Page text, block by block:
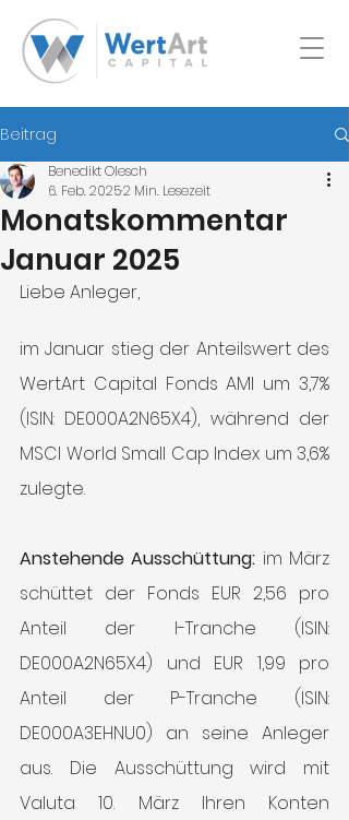
Beitrag
Monatskommentar
Januar 2025
Benedikt Olesch
6. Feb. 20252 Min. Lesezeit
Liebe Anleger,
im Januar stieg der Anteilswert des
WertArt Capital Fonds AMI um 3,7%
(ISIN: DE000A2N65X4), während der
MSCI World Small Cap Index um 3,6%
zulegte.
Anstehende Ausschüttung: im März
schüttet der Fonds EUR 2,56 pro
Anteil der I-Tranche (ISIN:
DE000A2N65X4) und EUR 1,99 pro
Anteil der P-Tranche (ISIN:
DE000A3EHNU0) an seine Anleger
aus. Die Ausschüttung wird mit
Valuta 10. März Ihren Konten